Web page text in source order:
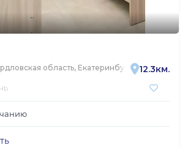
область, Екатеринбург, улица
12.3км.